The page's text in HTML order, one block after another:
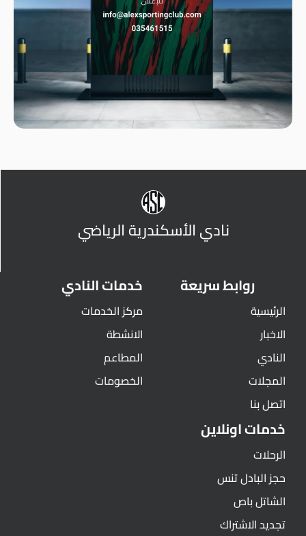
نادي الأسكندرية الرياضي
روابط سريعة
الرئيسية
الاخبار
النادي
المجلات
اتصل بنا
خدمات النادي
مركز الخدمات
الانشطة
المطاعم
الخصومات
خدمات اونلاين
الرحلات
حجز البادل تنس
الشاتل باص
تجديد الاشتراك